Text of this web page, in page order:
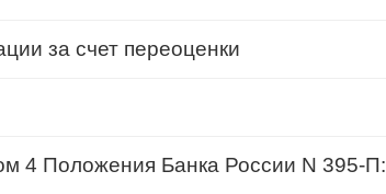
за счет переоценки
4 Положения Банка России N 395-П: